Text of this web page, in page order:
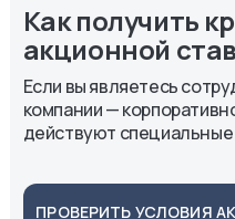
Как получить
акционной
Если вы являетесь
компании —
действуют
ПРОВЕРИТЬ УСЛОВИЯ